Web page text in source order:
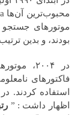
موتورهای
بودند، و بدین
در ۲۰۰۴،
فاکتورهای
اظهار داشت : ”